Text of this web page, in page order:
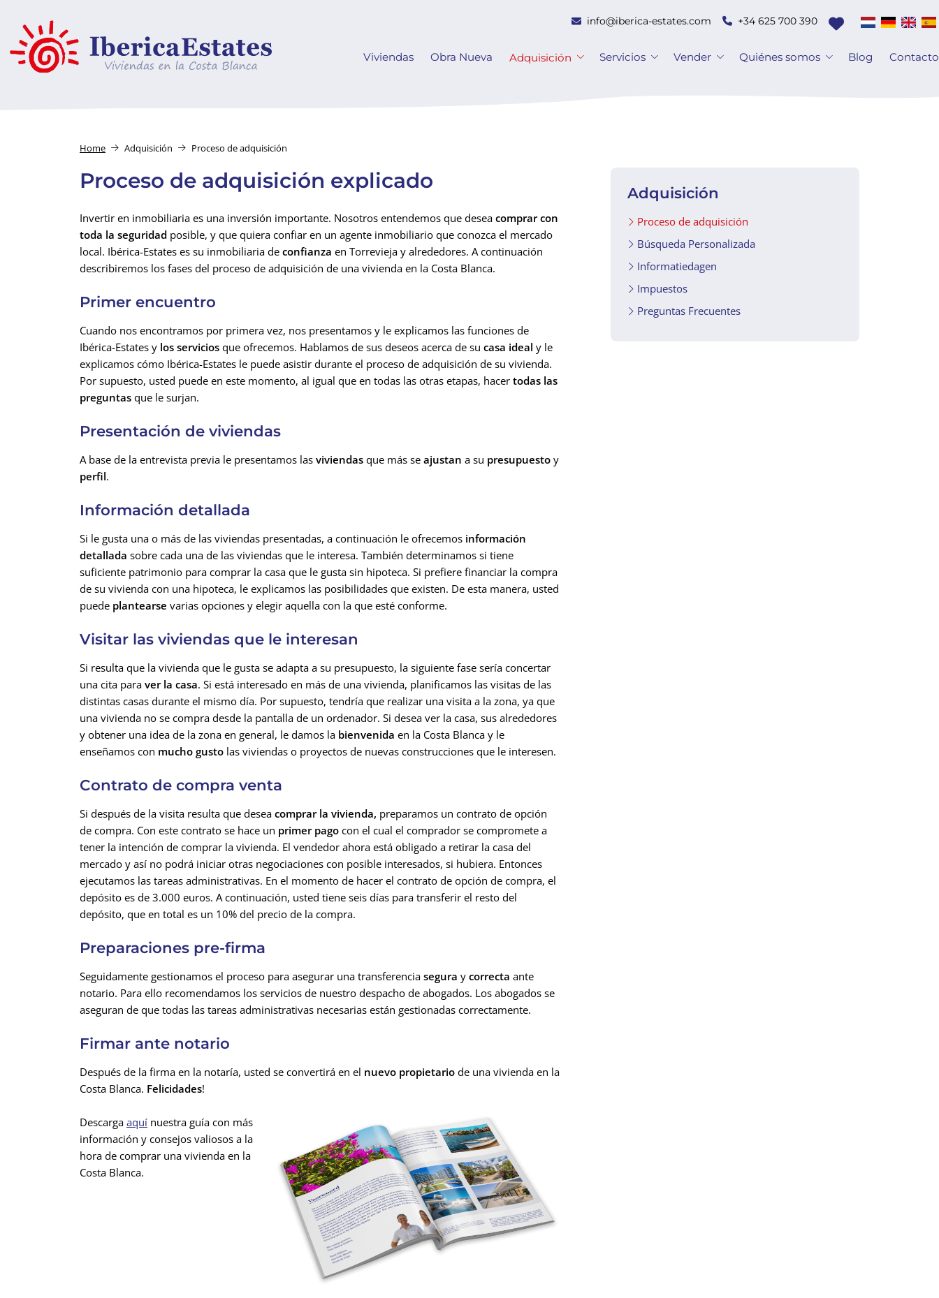
info@iberica-estates.com +34 625 700 390
Viviendas Obra Nueva Adquisición Servicios Vender Quiénes somos Blog Contacto
Home Adquisición Proceso de adquisición
Proceso de adquisición explicado
Invertir en inmobiliaria es una inversión importante. Nosotros entendemos que desea comprar con
toda la seguridad posible, y que quiera confiar en un agente inmobiliario que conozca el mercado
local. Ibérica-Estates es su inmobiliaria de confianza en Torrevieja y alrededores. A continuación
describiremos los fases del proceso de adquisición de una vivienda en la Costa Blanca.
Primer encuentro
Cuando nos encontramos por primera vez, nos presentamos y le explicamos las funciones de
Ibérica-Estates y los servicios que ofrecemos. Hablamos de sus deseos acerca de su casa ideal y le
explicamos cómo Ibérica-Estates le puede asistir durante el proceso de adquisición de su vivienda.
Por supuesto, usted puede en este momento, al igual que en todas las otras etapas, hacer todas las
preguntas que le surjan.
Presentación de viviendas
A base de la entrevista previa le presentamos las viviendas que más se ajustan a su presupuesto y
perfil.
Información detallada
Si le gusta una o más de las viviendas presentadas, a continuación le ofrecemos información
detallada sobre cada una de las viviendas que le interesa. También determinamos si tiene
suficiente patrimonio para comprar la casa que le gusta sin hipoteca. Si prefiere financiar la compra
de su vivienda con una hipoteca, le explicamos las posibilidades que existen. De esta manera, usted
puede plantearse varias opciones y elegir aquella con la que esté conforme.
Visitar las viviendas que le interesan
Si resulta que la vivienda que le gusta se adapta a su presupuesto, la siguiente fase sería concertar
una cita para ver la casa. Si está interesado en más de una vivienda, planificamos las visitas de las
distintas casas durante el mismo día. Por supuesto, tendría que realizar una visita a la zona, ya que
una vivienda no se compra desde la pantalla de un ordenador. Si desea ver la casa, sus alrededores
y obtener una idea de la zona en general, le damos la bienvenida en la Costa Blanca y le
enseñamos con mucho gusto las viviendas o proyectos de nuevas construcciones que le interesen.
Contrato de compra venta
Si después de la visita resulta que desea comprar la vivienda, preparamos un contrato de opción
de compra. Con este contrato se hace un primer pago con el cual el comprador se compromete a
tener la intención de comprar la vivienda. El vendedor ahora está obligado a retirar la casa del
mercado y así no podrá iniciar otras negociaciones con posible interesados, si hubiera. Entonces
ejecutamos las tareas administrativas. En el momento de hacer el contrato de opción de compra, el
depósito es de 3.000 euros. A continuación, usted tiene seis días para transferir el resto del
depósito, que en total es un 10% del precio de la compra.
Preparaciones pre-firma
Seguidamente gestionamos el proceso para asegurar una transferencia segura y correcta ante
notario. Para ello recomendamos los servicios de nuestro despacho de abogados. Los abogados se
aseguran de que todas las tareas administrativas necesarias están gestionadas correctamente.
Firmar ante notario
Después de la firma en la notaría, usted se convertirá en el nuevo propietario de una vivienda en la
Costa Blanca. Felicidades!
Descarga aquí nuestra guía con más
información y consejos valiosos a la
hora de comprar una vivienda en la
Costa Blanca.
Adquisición
Proceso de adquisición
Búsqueda Personalizada
Informatiedagen
Impuestos
Preguntas Frecuentes